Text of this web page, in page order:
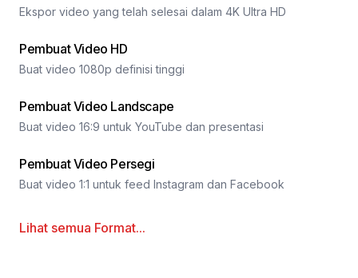
Ekspor video yang telah selesai dalam 4K Ultra HD
Pembuat Video HD
Buat video 1080p definisi tinggi
Pembuat Video Landscape
Buat video 16:9 untuk YouTube dan presentasi
Pembuat Video Persegi
Buat video 1:1 untuk feed Instagram dan Facebook
Lihat semua Format...